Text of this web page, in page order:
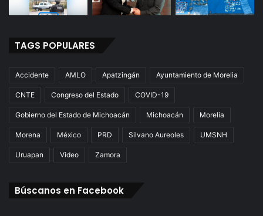
TAGS POPULARES
Accidente AMLO Apatzingán Ayuntamiento de Morelia
CNTE Congreso del Estado COVID-19
Gobierno del Estado de Michoacán Michoacán Morelia
Morena México PRD Silvano Aureoles UMSNH
Uruapan Video Zamora
Búscanos en Facebook